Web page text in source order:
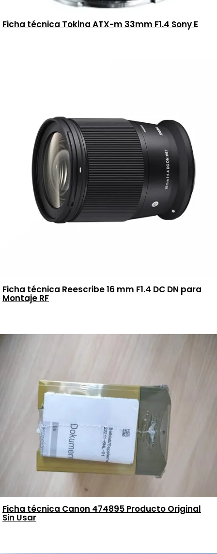
Ficha técnica Tokina ATX-m 33mm F1.4 Sony E
Ficha técnica Reescribe 16 mm F1.4 DC DN para
Montaje RF
Ficha técnica Canon 474895 Producto Original
Sin Usar